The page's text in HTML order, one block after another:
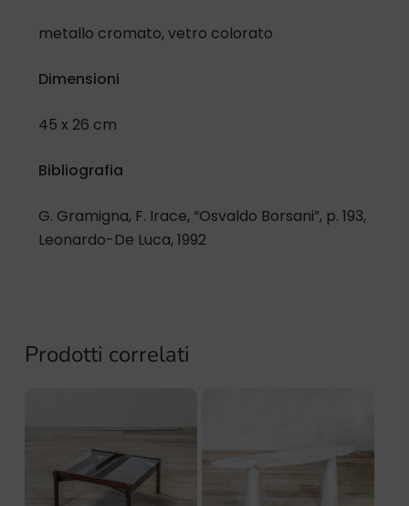
metallo cromato, vetro colorato
Dimensioni
45 x 26 cm
Bibliografia
G. Gramigna, F. Irace, “Osvaldo Borsani”, p. 193,
Leonardo-De Luca, 1992
Prodotti correlati